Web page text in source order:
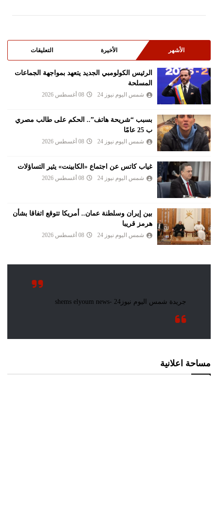
الأشهر الأخيرة التعليقات
الرئيس الكولومبي الجديد يتعهد بمواجهة الجماعات
المسلحة
شمس اليوم نيوز 24 08 أغسطس 2026
بسبب “شريحة هاتف”.. الحكم على طالب مصري
ب 25 عامًا
شمس اليوم نيوز 24 08 أغسطس 2026
غياب كاتس عن اجتماع «الكابينت» يثير التساؤلات
شمس اليوم نيوز 24 08 أغسطس 2026
بين إيران وسلطنة عمان.. أمريكا تتوقع اتفاقا بشأن
هرمز قريبا
شمس اليوم نيوز 24 08 أغسطس 2026
مساحة اعلانية